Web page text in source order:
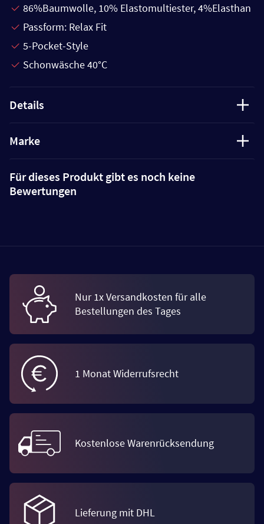
86%Baumwolle, 10% Elastomultiester, 4%Elasthan
Passform: Relax Fit
5-Pocket-Style
Schonwäsche 40°C
Details
Marke
Für dieses Produkt gibt es noch keine
Bewertungen
Nur 1x Versandkosten für alle
Bestellungen des Tages
1 Monat Widerrufsrecht
Kostenlose Warenrücksendung
Lieferung mit DHL